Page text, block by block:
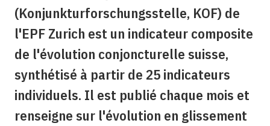
(Konjunkturforschungsstelle, KOF) de
l'EPF Zurich est un indicateur composite
de l'évolution conjoncturelle suisse,
synthétisé à partir de 25 indicateurs
individuels. Il est publié chaque mois et
renseigne sur l'évolution en glissement